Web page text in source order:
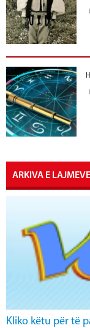
ARKIVA E LAJMEVE
Kliko këtu për të